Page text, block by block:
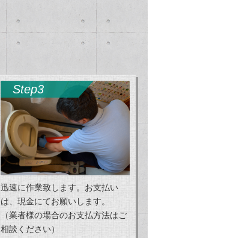
Step3
迅速に作業致します。お支払い
は、現金にてお願いします。
（業者様の場合のお支払方法はご
相談ください）